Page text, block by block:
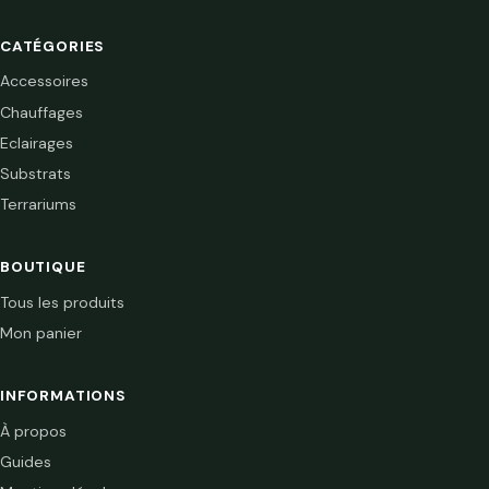
CATÉGORIES
Accessoires
Chauffages
Eclairages
Substrats
Terrariums
BOUTIQUE
Tous les produits
Mon panier
INFORMATIONS
À propos
Guides